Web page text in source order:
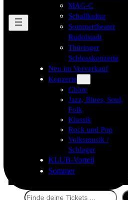
MAG-C
Schallkultur
Sommertheater
Rudolstadt
Thüringer
Schlosskonzerte
Neu im Vorverkauf
Konzerte
Chöre
Jazz, Blues, Soul,
Folk
Klassik
Rock und Pop
Volksmusik /
Schlager
KLUB-Vorteil
Sommer
Suchen